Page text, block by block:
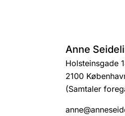
Anne
Holsteinsgade
2100
(Samtaler